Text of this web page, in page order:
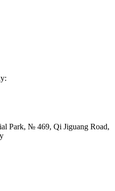
Park, № 469, Qi Jiguang Road,